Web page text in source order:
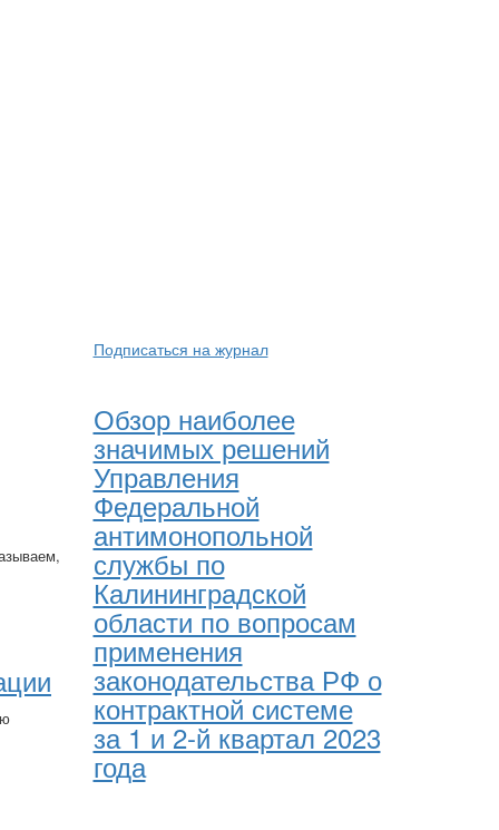
Подписаться на журнал
Обзор наиболее
значимых решений
Управления
Федеральной
антимонопольной
службы по
Калининградской
области по вопросам
применения
законодательства РФ о
контрактной системе
за 1 и 2-й квартал 2023
года